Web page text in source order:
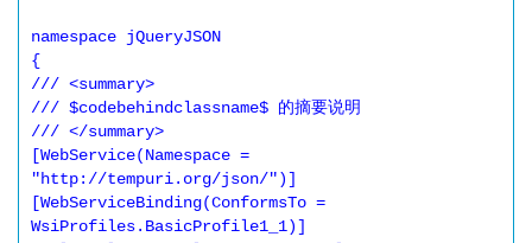
namespace jQueryJSON
{
/// <summary>
/// $codebehindclassname$ 的摘要说明
/// </summary>
[WebService(Namespace =
"http://tempuri.org/json/")]
[WebServiceBinding(ConformsTo =
WsiProfiles.BasicProfile1_1)]